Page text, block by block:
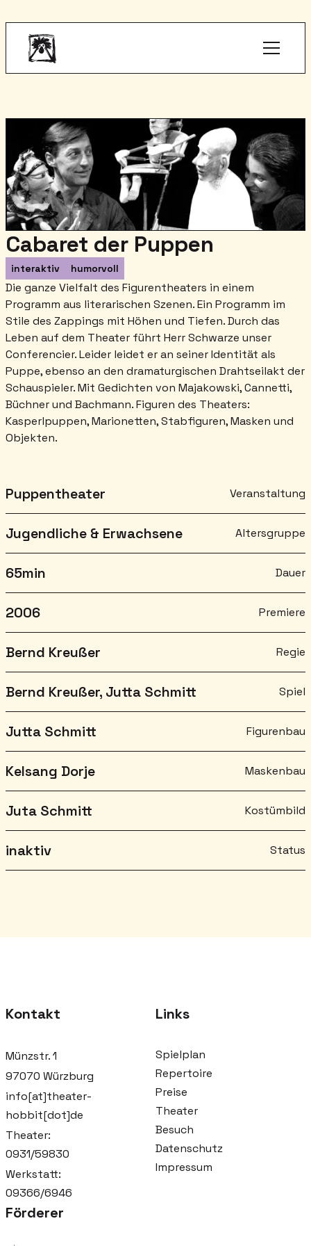
Cabaret der Puppen
interaktiv humorvoll
Die ganze Vielfalt des Figurentheaters in einem
Programm aus literarischen Szenen. Ein Programm im
Stile des Zappings mit Höhen und Tiefen. Durch das
Leben auf dem Theater führt Herr Schwarze unser
Conferencier. Leider leidet er an seiner Identität als
Puppe, ebenso an den dramaturgischen Drahtseilakt der
Schauspieler. Mit Gedichten von Majakowski, Cannetti,
Büchner und Bachmann. Figuren des Theaters:
Kasperlpuppen, Marionetten, Stabfiguren, Masken und
Objekten.
Puppentheater Veranstaltung
Jugendliche & Erwachsene Altersgruppe
65min Dauer
2006 Premiere
Bernd Kreußer Regie
Bernd Kreußer, Jutta Schmitt Spiel
Jutta Schmitt Figurenbau
Kelsang Dorje Maskenbau
Juta Schmitt Kostümbild
inaktiv Status
Kontakt
Münzstr. 1
97070 Würzburg
info[at]theater-
hobbit[dot]de
Theater:
0931/59830
Werkstatt:
09366/6946
Links
Spielplan
Repertoire
Preise
Theater
Besuch
Datenschutz
Impressum
Förderer